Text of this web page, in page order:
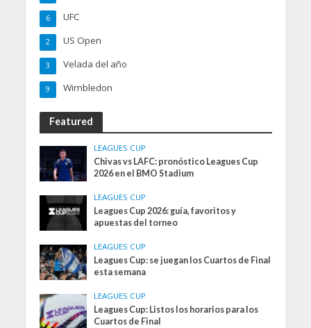
UFC
6
US Open
2
Velada del año
3
Wimbledon
9
Featured
LEAGUES CUP
Chivas vs LAFC: pronóstico Leagues Cup
2026 en el BMO Stadium
LEAGUES CUP
Leagues Cup 2026: guía, favoritos y
apuestas del torneo
LEAGUES CUP
Leagues Cup: se juegan los Cuartos de Final
esta semana
LEAGUES CUP
Leagues Cup: Listos los horarios para los
Cuartos de Final